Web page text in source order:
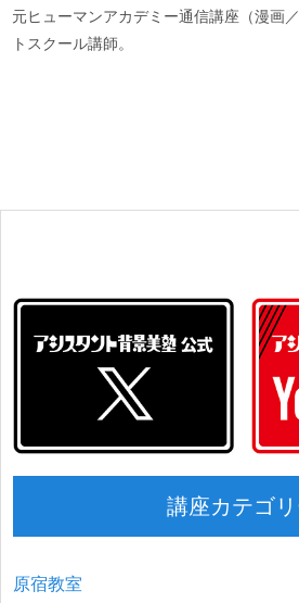
元ヒューマンアカデミー通信講座（漫画
トスクール講師。
講座カテゴ
原宿教室